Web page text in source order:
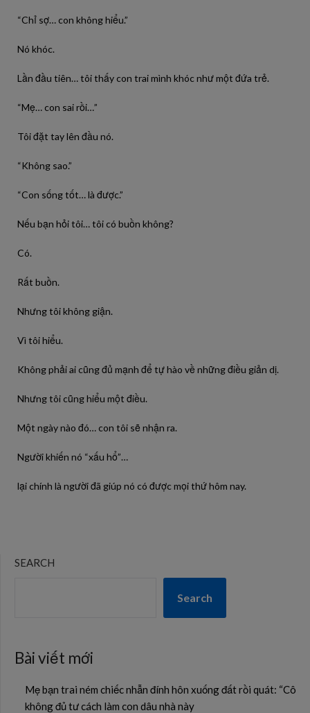
“Chỉ sợ… con không hiểu.”
Nó khóc.
Lần đầu tiên… tôi thấy con trai mình khóc như một đứa trẻ.
“Mẹ… con sai rồi…”
Tôi đặt tay lên đầu nó.
“Không sao.”
“Con sống tốt… là được.”
Nếu bạn hỏi tôi… tôi có buồn không?
Có.
Rất buồn.
Nhưng tôi không giận.
Vì tôi hiểu.
Không phải ai cũng đủ mạnh để tự hào về những điều giản dị.
Nhưng tôi cũng hiểu một điều.
Một ngày nào đó… con tôi sẽ nhận ra.
Người khiến nó “xấu hổ”…
lại chính là người đã giúp nó có được mọi thứ hôm nay.
SEARCH
Search
Bài viết mới
Mẹ bạn trai ném chiếc nhẫn đính hôn xuống đất rồi quát: “Cô
không đủ tư cách làm con dâu nhà này